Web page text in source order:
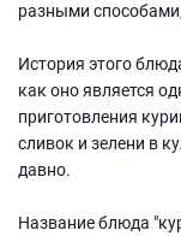
разными
История этого
как оно является
приготовления
сливок и зелени в
давно.
Название блюда